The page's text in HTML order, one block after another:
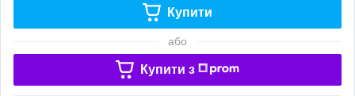
Купити
або
Купити з